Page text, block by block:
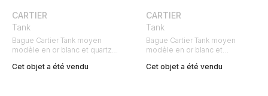
CARTIER
Tank
Bague Cartier Tank moyen
modèle en or blanc et quartz
Cet objet a été vendu
CARTIER
Tank
Bague Cartier Tank moyen
modèle en or blanc et
Cet objet a été vendu